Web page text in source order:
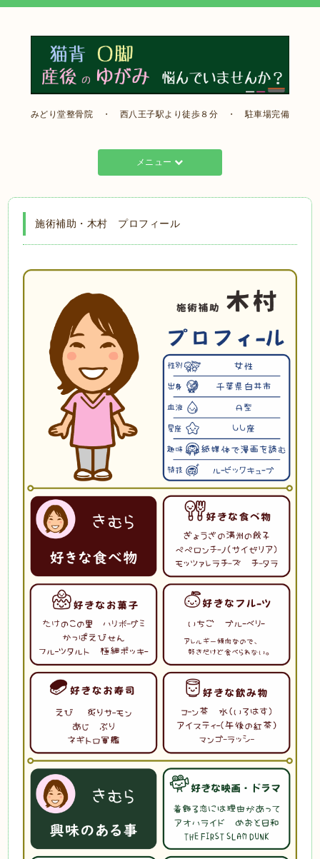
みどり堂整骨院 ・ 西八王子駅より徒歩８分 ・ 駐車場完備
メニュー
施術補助・木村 プロフィール